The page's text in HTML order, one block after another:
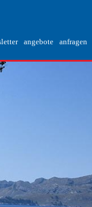
angebote anfragen